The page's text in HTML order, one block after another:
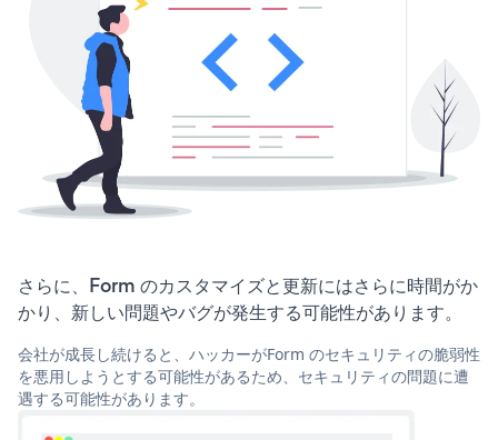
さらに、Form のカスタマイズと更新にはさらに時間がか
かり、新しい問題やバグが発生する可能性があります。
会社が成長し続けると、ハッカーがForm のセキュリティの脆弱性
を悪用しようとする可能性があるため、セキュリティの問題に遭
遇する可能性があります。